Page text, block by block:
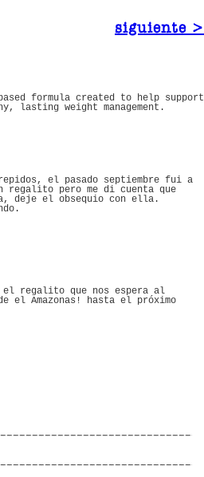
siguiente >
formula created to help support
lasting weight management.
el pasado septiembre fui a
pero me di cuenta que
deje el obsequio con ella.
regalito que nos espera al
el Amazonas! hasta el próximo